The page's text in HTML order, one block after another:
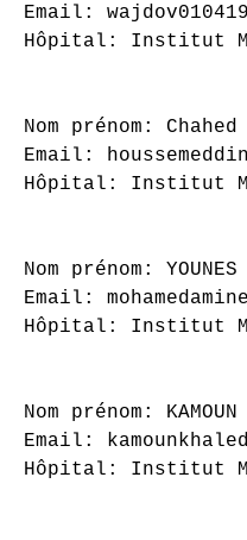
Email:
Hôpital: Institut
Nom prénom:
Email:
Hôpital: Institut
Nom prénom:
Email:
Hôpital: Institut
Nom prénom: KAMOUN
Email:
Hôpital: Institut